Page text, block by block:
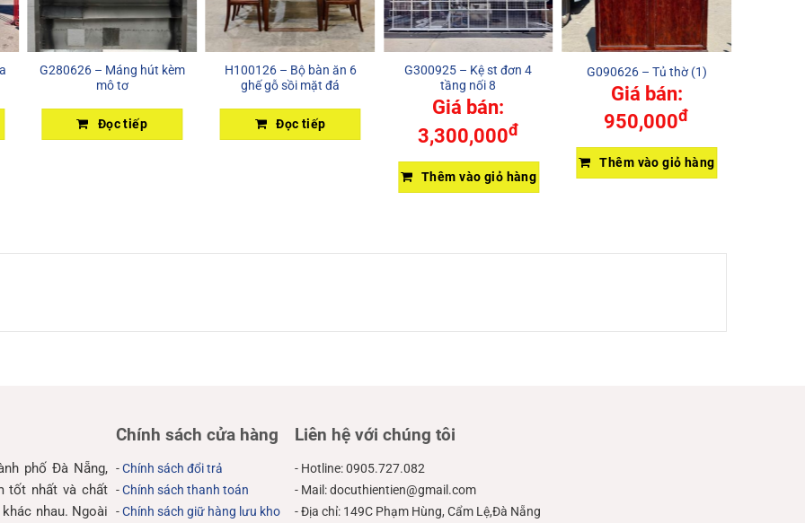
G280626 – Máng hút kèm
mô tơ
Đọc tiếp
H100126 – Bộ bàn ăn 6
ghế gỗ sồi mặt đá
Đọc tiếp
G300925 – Kệ st đơn 4
tầng nối 8
Giá bán:
3,300,000đ
Thêm vào giỏ hàng
G090626 – Tủ thờ (1)
Giá bán:
950,000đ
Thêm vào giỏ hàng
phố Đà Nẵng,
tốt nhất và chất
nhau. Ngoài
Chính sách cửa hàng
-Chính sách đổi trả
-Chính sách thanh toán
-Chính sách giữ hàng lưu kho
Liên hệ với chúng tôi
- Hotline: 0905.727.082
- Mail: docuthientien@gmail.com
- Địa chỉ: 149C Phạm Hùng, Cẩm Lệ,Đà Nẵng